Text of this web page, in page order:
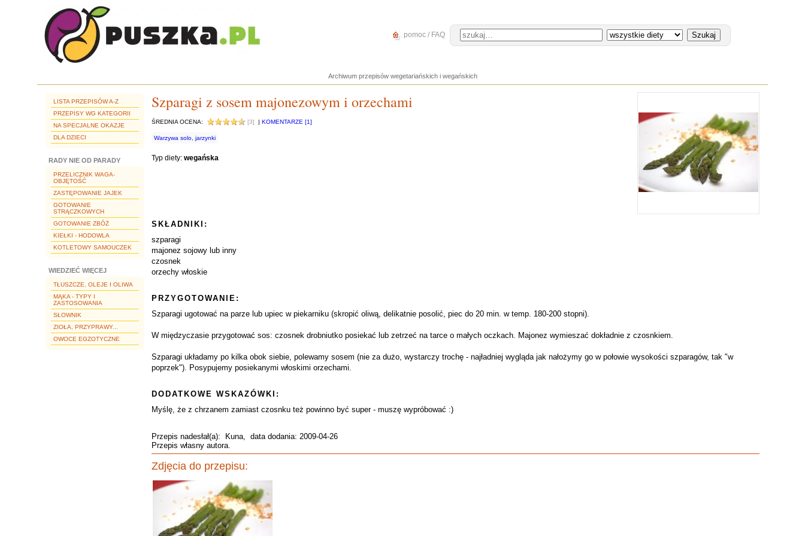
pomoc / FAQ
Archiwum przepisów wegetariańskich i wegańskich
LISTA PRZEPISÓW A-Z
PRZEPISY WG KATEGORII
NA SPECJALNE OKAZJE
DLA DZIECI
RADY NIE OD PARADY
PRZELICZNIK WAGA-
OBJĘTOŚĆ
ZASTĘPOWANIE JAJEK
GOTOWANIE
STRĄCZKOWYCH
GOTOWANIE ZBÓŻ
KIEŁKI - HODOWLA
KOTLETOWY SAMOUCZEK
WIEDZIEĆ WIĘCEJ
TŁUSZCZE, OLEJE I OLIWA
MĄKA - TYPY I
ZASTOSOWANIA
SŁOWNIK
ZIOŁA, PRZYPRAWY...
OWOCE EGZOTYCZNE
Szparagi z sosem majonezowym i orzechami
ŚREDNIA OCENA: [3] | KOMENTARZE [1]
Warzywa solo, jarzynki
Typ diety: wegańska
SKŁADNIKI:
szparagi
majonez sojowy lub inny
czosnek
orzechy włoskie
PRZYGOTOWANIE:
Szparagi ugotować na parze lub upiec w piekarniku (skropić oliwą, delikatnie posolić, piec do 20 min. w temp. 180-200 stopni).
W międzyczasie przygotować sos: czosnek drobniutko posiekać lub zetrzeć na tarce o małych oczkach. Majonez wymieszać dokładnie z czosnkiem.
Szparagi układamy po kilka obok siebie, polewamy sosem (nie za dużo, wystarczy trochę - najładniej wygląda jak nałożymy go w połowie wysokości szparagów, tak "w
poprzek"). Posypujemy posiekanymi włoskimi orzechami.
DODATKOWE WSKAZÓWKI:
Myślę, że z chrzanem zamiast czosnku też powinno być super - muszę wypróbować :)
Przepis nadesłał(a): Kuna, data dodania: 2009-04-26
Przepis własny autora.
Zdjęcia do przepisu: